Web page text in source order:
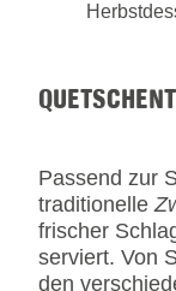
Passend zur
traditionelle
frischer
serviert. Von
den